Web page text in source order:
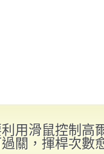
用滑鼠控制高
關，揮桿次數